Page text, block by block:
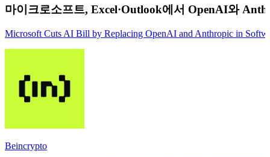
마이크로소프트, Excel·Outlook에서 OpenAI와
Microsoft Cuts AI Bill by Replacing OpenAI and Anthropic in
Beincrypto